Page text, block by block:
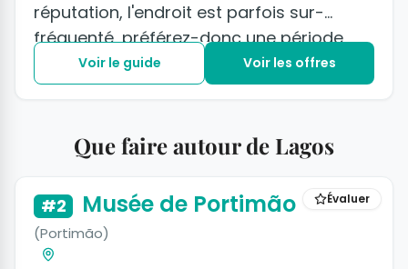
réputation, l'endroit est parfois sur-
fréquenté, préférez-donc une période
hors-saison pour vous y rendre.
Voir le guide Voir les offres
Que faire autour de Lagos
Évaluer
#2 Musée de Portimão
(Portimão)